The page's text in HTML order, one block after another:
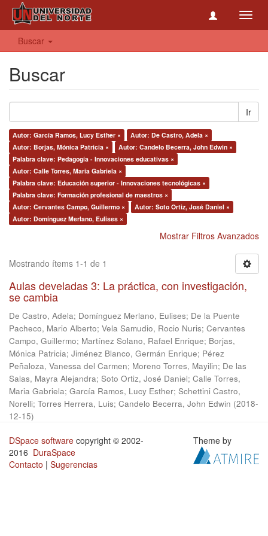
Buscar
Buscar
Ir
Autor: García Ramos, Lucy Esther ×
Autor: De Castro, Adela ×
Autor: Borjas, Mónica Patricia ×
Autor: Candelo Becerra, John Edwin ×
Palabra clave: Pedagogía - Innovaciones educativas ×
Autor: Calle Torres, Maria Gabriela ×
Palabra clave: Educación superior - Innovaciones tecnológicas ×
Palabra clave: Formación profesional de maestros ×
Autor: Cervantes Campo, Guillermo ×
Autor: Soto Ortiz, José Daniel ×
Autor: Domínguez Merlano, Eulises ×
Mostrar Filtros Avanzados
Mostrando ítems 1-1 de 1
Aulas develadas 3: La práctica, con investigación,
se cambia
De Castro, Adela; Domínguez Merlano, Eulises; De la Puente
Pacheco, Mario Alberto; Vela Samudio, Rocio Nuris; Cervantes
Campo, Guillermo; Martínez Solano, Rafael Enrique; Borjas,
Mónica Patricia; Jiménez Blanco, Germán Enrique; Pérez
Peñaloza, Vanessa del Carmen; Moreno Torres, Mayilin; De las
Salas, Mayra Alejandra; Soto Ortiz, José Daniel; Calle Torres,
Maria Gabriela; García Ramos, Lucy Esther; Schettini Castro,
Norelli; Torres Herrera, Luis; Candelo Becerra, John Edwin (2018-
12-15)
DSpace software copyright © 2002-
2016 DuraSpace
Contacto | Sugerencias
Theme by